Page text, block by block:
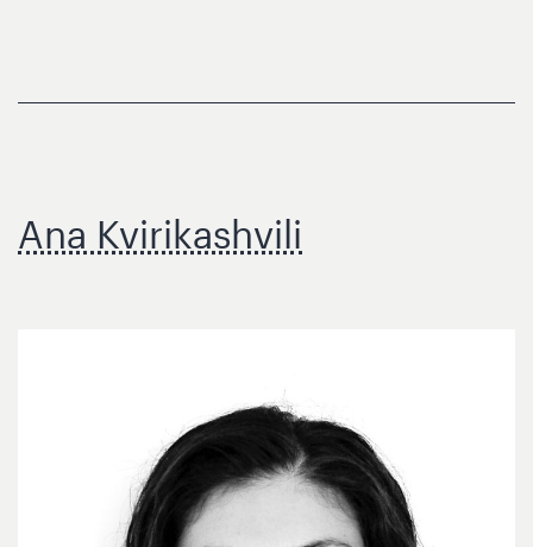
Ana Kvirikashvili